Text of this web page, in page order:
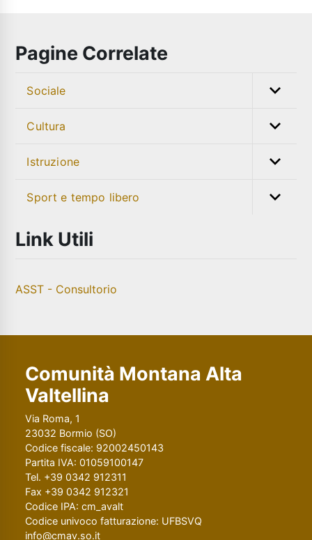
Pagine Correlate
Sociale
Cultura
Istruzione
Sport e tempo libero
Link Utili
ASST - Consultorio
Comunità Montana Alta
Valtellina
Via Roma, 1
23032 Bormio (SO)
Codice fiscale: 92002450143
Partita IVA: 01059100147
Tel. +39 0342 912311
Fax +39 0342 912321
Codice IPA: cm_avalt
Codice univoco fatturazione: UFBSVQ
info@cmav.so.it